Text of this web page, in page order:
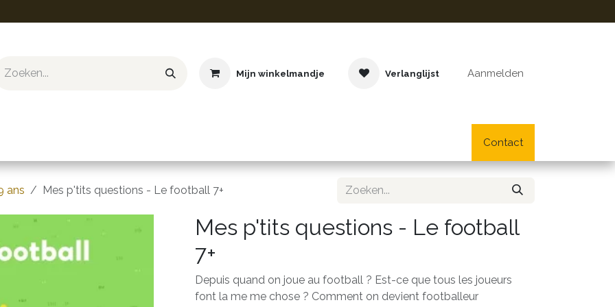
Mijn winkelmandje Verlanglijst Aanmelden
Lifestyle
Contact
ans Mes p'tits questions - Le football 7+
Mes p'tits questions - Le football
7+
Depuis quand on joue au football ? Est-ce que tous les joueurs
font la me me chose ? Comment on devient footballeur